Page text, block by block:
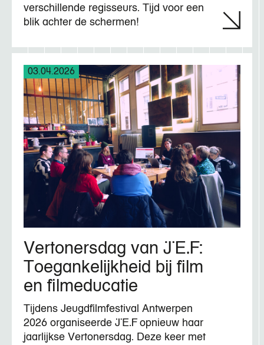
verschillende regisseurs. Tijd voor een
blik achter de schermen!
03.04.2026
Vertonersdag van JEF:
Toegankelijkheid bij film
en filmeducatie
Tijdens Jeugdfilmfestival Antwerpen
2026 organiseerde JEF opnieuw haar
jaarlijkse Vertonersdag. Deze keer met